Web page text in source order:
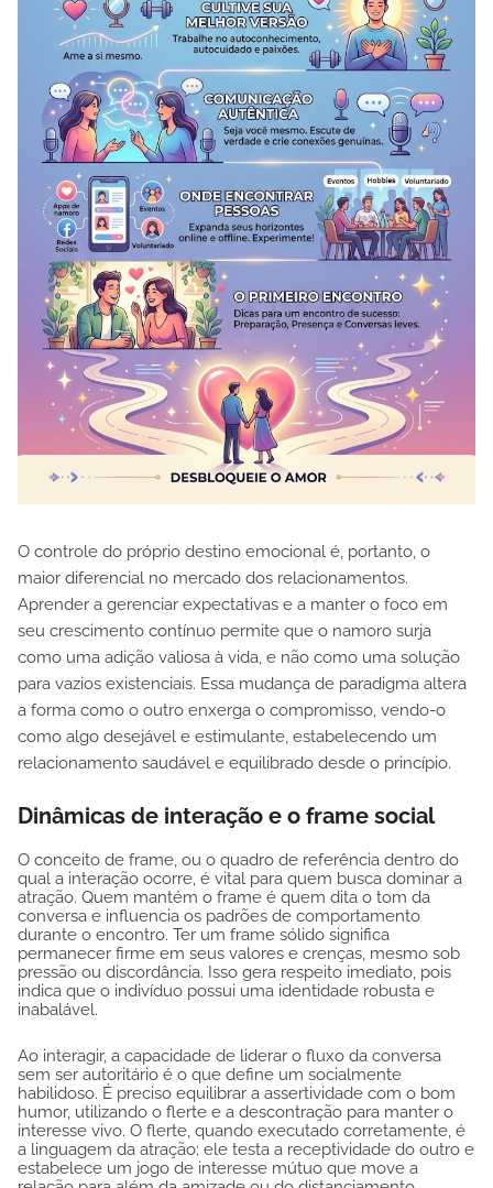
O controle do próprio destino emocional é, portanto, o
maior diferencial no mercado dos relacionamentos.
Aprender a gerenciar expectativas e a manter o foco em
seu crescimento contínuo permite que o namoro surja
como uma adição valiosa à vida, e não como uma solução
para vazios existenciais. Essa mudança de paradigma altera
a forma como o outro enxerga o compromisso, vendo-o
como algo desejável e estimulante, estabelecendo um
relacionamento saudável e equilibrado desde o princípio.
Dinâmicas de interação e o frame social
O conceito de frame, ou o quadro de referência dentro do
qual a interação ocorre, é vital para quem busca dominar a
atração. Quem mantém o frame é quem dita o tom da
conversa e influencia os padrões de comportamento
durante o encontro. Ter um frame sólido significa
permanecer firme em seus valores e crenças, mesmo sob
pressão ou discordância. Isso gera respeito imediato, pois
indica que o indivíduo possui uma identidade robusta e
inabalável.
Ao interagir, a capacidade de liderar o fluxo da conversa
sem ser autoritário é o que define um socialmente
habilidoso. É preciso equilibrar a assertividade com o bom
humor, utilizando o flerte e a descontração para manter o
interesse vivo. O flerte, quando executado corretamente, é
a linguagem da atração; ele testa a receptividade do outro e
estabelece um jogo de interesse mútuo que move a